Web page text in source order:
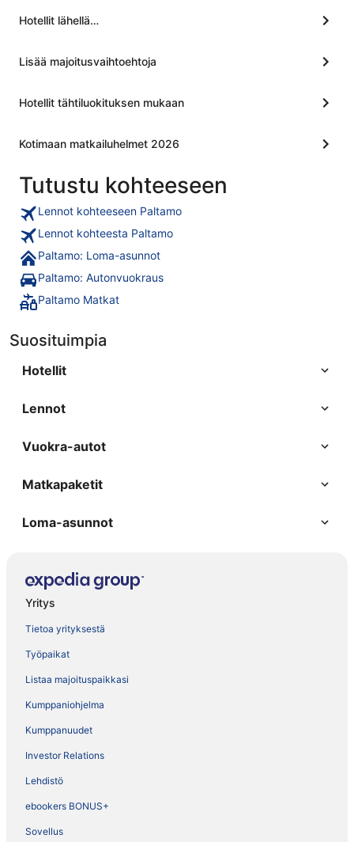
Hotellit lähellä…
Lisää majoitusvaihtoehtoja
Hotellit tähtiluokituksen mukaan
Kotimaan matkailuhelmet 2026
Tutustu kohteeseen
Lennot kohteeseen Paltamo
Lennot kohteesta Paltamo
Paltamo: Loma-asunnot
Paltamo: Autonvuokraus
Paltamo Matkat
Suosituimpia
Hotellit
Lennot
Vuokra-autot
Matkapaketit
Loma-asunnot
Yritys
Tietoa yrityksestä
Työpaikat
Listaa majoituspaikkasi
Kumppaniohjelma
Kumppanuudet
Investor Relations
Lehdistö
ebookers BONUS+
Sovellus